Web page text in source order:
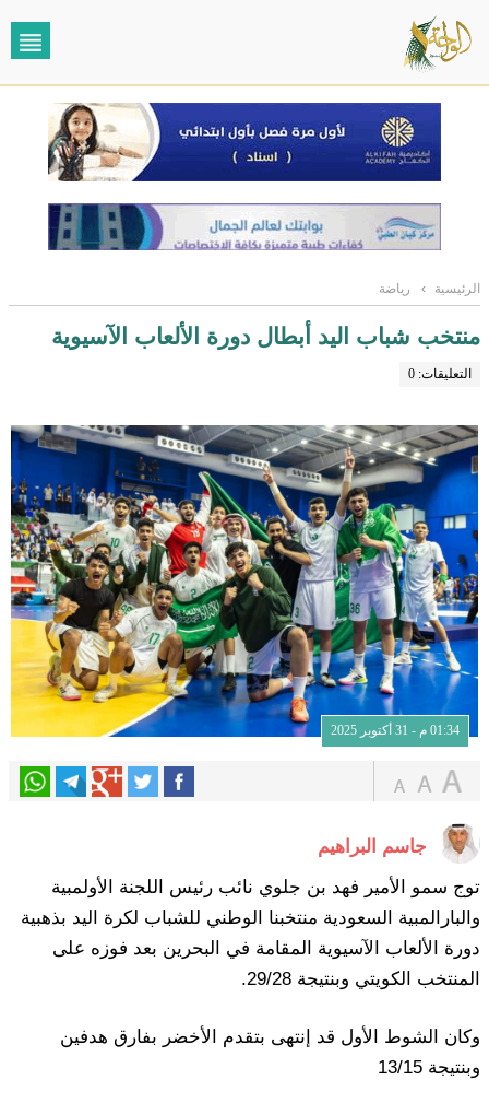
الرئيسية › رياضة
منتخب شباب اليد أبطال دورة الألعاب الآسيوية
التعليقات: 0
01:34 م - 31 أكتوبر 2025
جاسم البراهيم
توج سمو الأمير فهد بن جلوي نائب رئيس اللجنة الأولمبية
والبارالمبية السعودية منتخبنا الوطني للشباب لكرة اليد بذهبية
دورة الألعاب الآسيوية المقامة في البحرين بعد فوزه على
المنتخب الكويتي وبنتيجة 29/28.
وكان الشوط الأول قد إنتهى بتقدم الأخضر بفارق هدفين
وبنتيجة 13/15